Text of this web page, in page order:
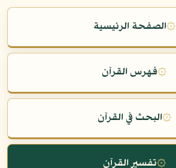
۞الصفحة الرئيسية
۞فهرس القرآن
۞البحث في القرآن
۞تفسير القرآن